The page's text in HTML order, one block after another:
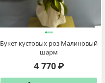
Букет кустовых роз Малиновый
шарм
4 770 ₽